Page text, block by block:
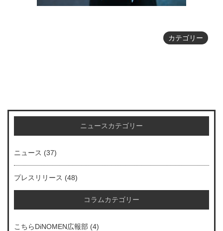
カテゴリー
ニュースカテゴリー
ニュース (37)
プレスリリース (48)
コラムカテゴリー
こちらDiNOMEN広報部 (4)